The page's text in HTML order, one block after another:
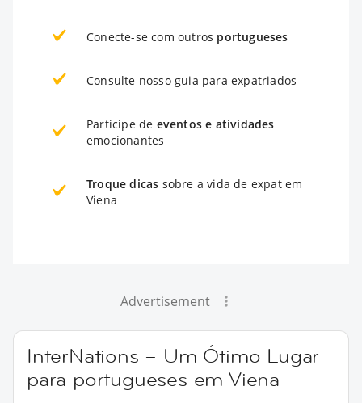
Conecte-se com outros portugueses
Consulte nosso guia para expatriados
Participe de eventos e atividades
emocionantes
Troque dicas sobre a vida de expat em
Viena
Advertisement
InterNations – Um Ótimo Lugar
para portugueses em Viena